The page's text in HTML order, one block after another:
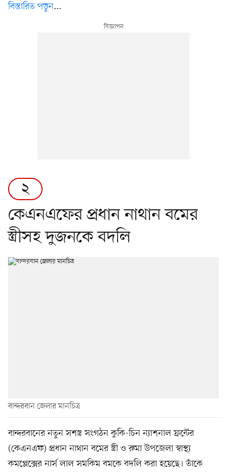
বিস্তারিত পড়ুন...
২
কেএনএফের প্রধান নাথান বমের
স্ত্রীসহ দুজনকে বদলি
বান্দরবান জেলার মানচিত্র
বান্দরবানের নতুন সশস্ত্র সংগঠন কুকি-চিন ন্যাশনাল ফ্রন্টের
(কেএনএফ) প্রধান নাথান বমের স্ত্রী ও রুমা উপজেলা স্বাস্থ্য
কমপ্লেক্সের নার্স লাল সমকিম বমকে বদলি করা হয়েছে। তাঁকে